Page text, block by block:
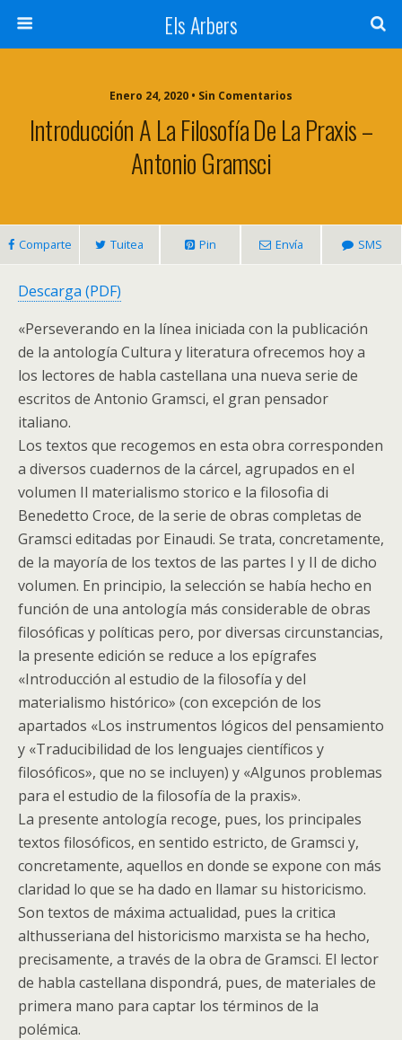
Els Arbers
Enero 24, 2020 • Sin Comentarios
Introducción A La Filosofía De La Praxis –
Antonio Gramsci
Comparte Tuitea Pin Envía SMS
Descarga (PDF)
«Perseverando en la línea iniciada con la publicación
de la antología Cultura y literatura ofrecemos hoy a
los lectores de habla castellana una nueva serie de
escritos de Antonio Gramsci, el gran pensador
italiano.
Los textos que recogemos en esta obra corresponden
a diversos cuadernos de la cárcel, agrupados en el
volumen Il materialismo storico e la filosofia di
Benedetto Croce, de la serie de obras completas de
Gramsci editadas por Einaudi. Se trata, concretamente,
de la mayoría de los textos de las partes I y II de dicho
volumen. En principio, la selección se había hecho en
función de una antología más considerable de obras
filosóficas y políticas pero, por diversas circunstancias,
la presente edición se reduce a los epígrafes
«Introducción al estudio de la filosofía y del
materialismo histórico» (con excepción de los
apartados «Los instrumentos lógicos del pensamiento
y «Traducibilidad de los lenguajes científicos y
filosóficos», que no se incluyen) y «Algunos problemas
para el estudio de la filosofía de la praxis».
La presente antología recoge, pues, los principales
textos filosóficos, en sentido estricto, de Gramsci y,
concretamente, aquellos en donde se expone con más
claridad lo que se ha dado en llamar su historicismo.
Son textos de máxima actualidad, pues la critica
althusseriana del historicismo marxista se ha hecho,
precisamente, a través de la obra de Gramsci. El lector
de habla castellana dispondrá, pues, de materiales de
primera mano para captar los términos de la
polémica.